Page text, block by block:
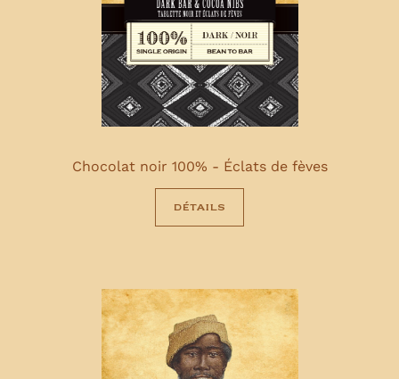
Chocolat noir 100% - Éclats de fèves
détails